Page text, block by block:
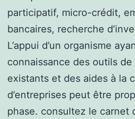
participatif, micro-crédit,
bancaires, recherche
L’appui d’un organisme
connaissance des outils
existants et des aides à la
d’entreprises peut être
phase. consultez le carnet